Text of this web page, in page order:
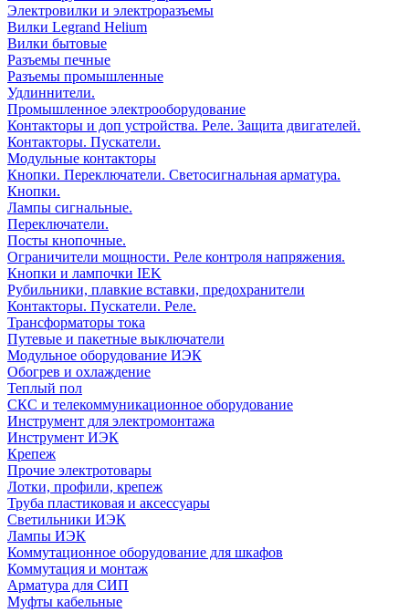
Электровилки и электроразъемы
Вилки Legrand Helium
Вилки бытовые
Разъемы печные
Разъемы промышленные
Удлиннители.
Промышленное электрооборудование
Контакторы и доп устройства. Реле. Защита двигателей.
Контакторы. Пускатели.
Модульные контакторы
Кнопки. Переключатели. Светосигнальная арматура.
Кнопки.
Лампы сигнальные.
Переключатели.
Посты кнопочные.
Ограничители мощности. Реле контроля напряжения.
Кнопки и лампочки IEK
Рубильники, плавкие вставки, предохранители
Контакторы. Пускатели. Реле.
Трансформаторы тока
Путевые и пакетные выключатели
Модульное оборудование ИЭК
Обогрев и охлаждение
Теплый пол
СКС и телекоммуникационное оборудование
Инструмент для электромонтажа
Инструмент ИЭК
Крепеж
Прочие электротовары
Лотки, профили, крепеж
Труба пластиковая и аксессуары
Светильники ИЭК
Лампы ИЭК
Коммутационное оборудование для шкафов
Коммутация и монтаж
Арматура для СИП
Муфты кабельные